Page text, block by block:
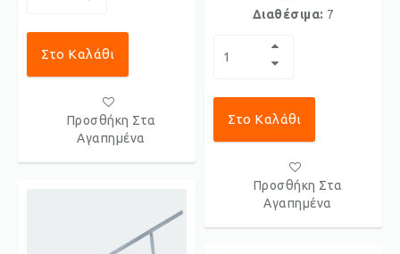
Στο Καλάθι
Προσθήκη Στα
Αγαπημένα
Διαθέσιμα: 7
Στο Καλάθι
Προσθήκη Στα
Αγαπημένα